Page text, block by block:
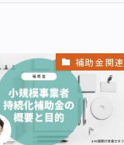
補助金関連